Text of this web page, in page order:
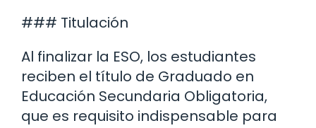
### Titulación
Al finalizar la ESO, los estudiantes
reciben el título de Graduado en
Educación Secundaria Obligatoria,
que es requisito indispensable para